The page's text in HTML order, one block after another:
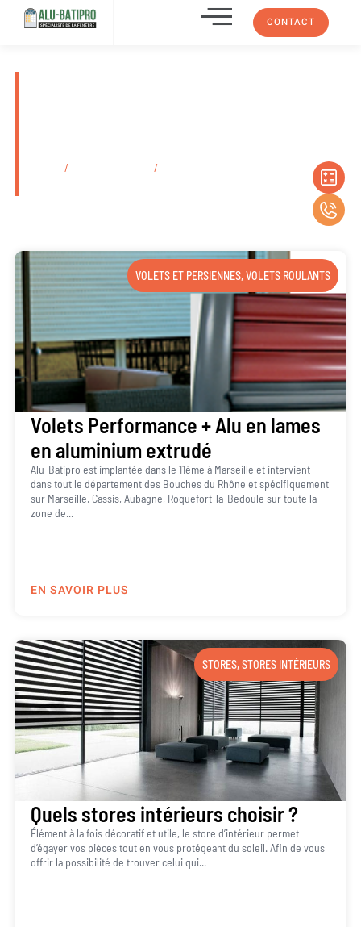
CONTACT
/ /
Faire installer des panneaux japonais ou
des cloisons de séparation Cassis En Provence-Alpes-Côte D’azur
VOLETS ET PERSIENNES,VOLETS ROULANTS
Volets Performance + Alu en lames
en aluminium extrudé
Alu-Batipro est implantée dans le 11ème à Marseille et intervient
dans tout le département des Bouches du Rhône et spécifiquement
sur Marseille, Cassis, Aubagne, Roquefort-la-Bedoule sur toute la
zone de...
EN SAVOIR PLUS
STORES,STORES INTÉRIEURS
Quels stores intérieurs choisir ?
Élément à la fois décoratif et utile, le store d’intérieur permet
d’égayer vos pièces tout en vous protégeant du soleil. Afin de vous
offrir la possibilité de trouver celui qui...